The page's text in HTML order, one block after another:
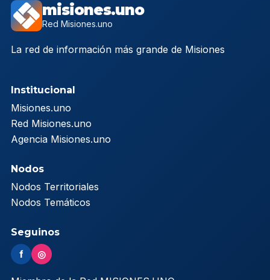
misiones.uno
Red Misiones.uno
La red de información más grande de Misiones
Institucional
Misiones.uno
Red Misiones.uno
Agencia Misiones.uno
Nodos
Nodos Territoriales
Nodos Temáticos
Seguinos
f ◎